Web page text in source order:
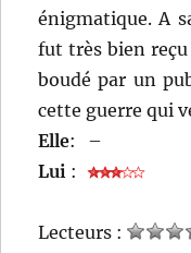
énigmatique. A
fut très bien
boudé par un
cette guerre qui
Elle:
–
Lui :
Lecteurs :